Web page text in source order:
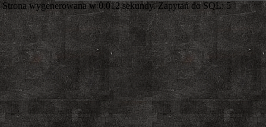
Strona wygenerowana w 0.012 sekundy. Zapytań do SQL: 5